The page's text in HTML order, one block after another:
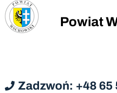
Powiat
Zadzwoń: +48 65